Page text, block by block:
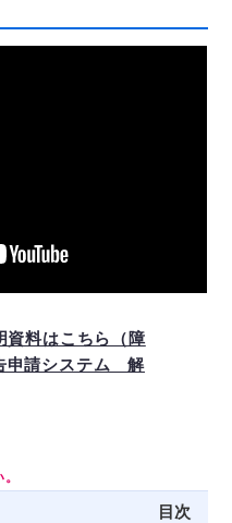
資料はこちら（障
申請システム 解
目次